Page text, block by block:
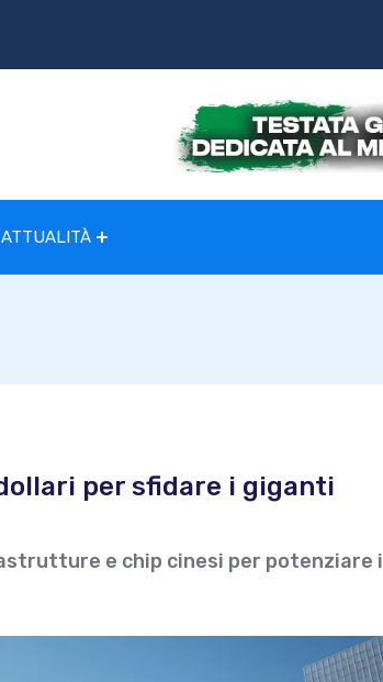
ATTUALITÀ
per sfidare i giganti
e chip cinesi per potenziare i